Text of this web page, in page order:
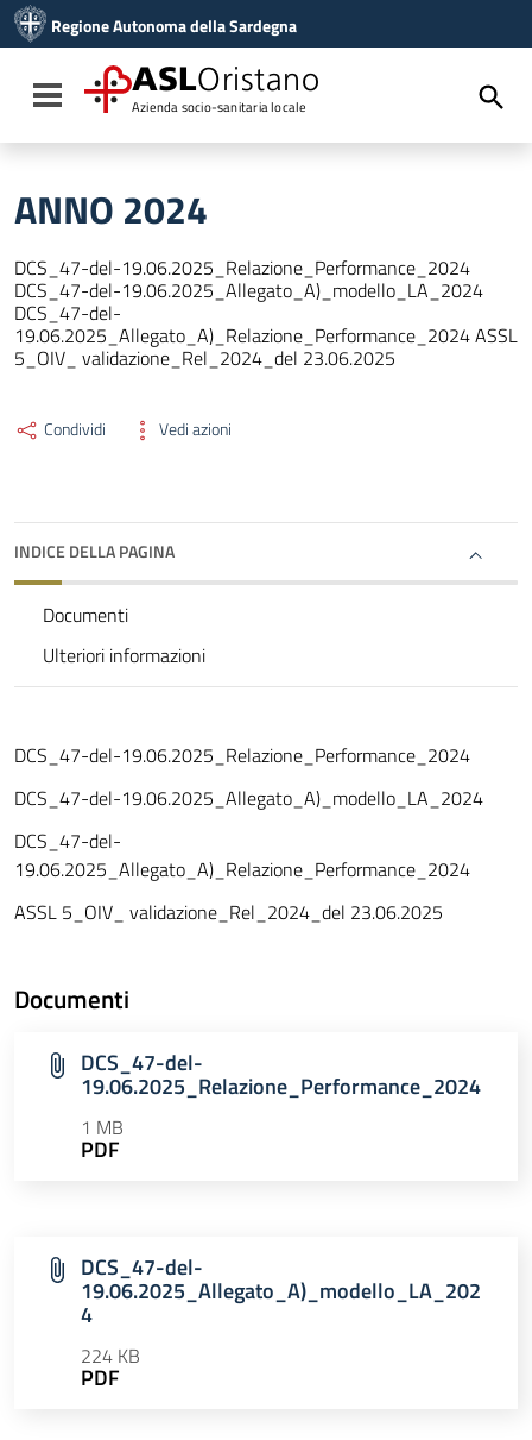
Vai al menu di navigazione
Vai al footer
Regione Autonoma della Sardegna
Toggle navigation
ASLOristano
Azienda socio-sanitaria locale
ANNO 2024
DCS_47-del-19.06.2025_Relazione_Performance_2024
DCS_47-del-19.06.2025_Allegato_A)_modello_LA_2024
DCS_47-del-
19.06.2025_Allegato_A)_Relazione_Performance_2024 ASSL
5_OIV_ validazione_Rel_2024_del 23.06.2025
Condividi Vedi azioni
INDICE DELLA PAGINA
Documenti
Ulteriori informazioni
DCS_47-del-19.06.2025_Relazione_Performance_2024
DCS_47-del-19.06.2025_Allegato_A)_modello_LA_2024
DCS_47-del-
19.06.2025_Allegato_A)_Relazione_Performance_2024
ASSL 5_OIV_ validazione_Rel_2024_del 23.06.2025
Documenti
DCS_47-del-
19.06.2025_Relazione_Performance_2024
1 MB
PDF
DCS_47-del-
19.06.2025_Allegato_A)_modello_LA_202
4
224 KB
PDF